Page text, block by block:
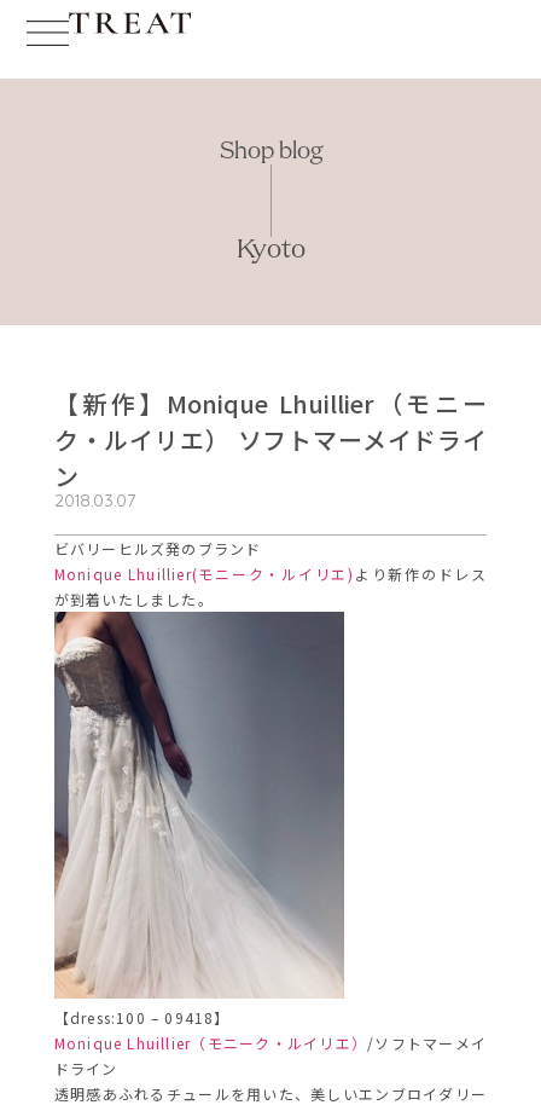
Shop blog
Kyoto
【新作】Monique Lhuillier（モニー
ク・ルイリエ） ソフトマーメイドライ
ン
2018.03.07
ビバリーヒルズ発のブランド
Monique Lhuillier(モニーク・ルイリエ) より新作のドレス
が到着いたしました。
【dress:100 – 09418】
Monique Lhuillier（モニーク・ルイリエ） /ソフトマーメイ
ドライン
透明感あふれるチュールを用いた、美しいエンブロイダリー